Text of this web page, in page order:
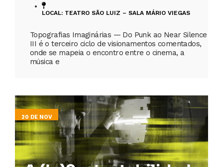
LOCAL: TEATRO SÃO LUIZ – SALA MÁRIO VIEGAS
Topografias Imaginárias — Do Punk ao Near Silence
III é o terceiro ciclo de visionamentos comentados,
onde se mapeia o encontro entre o cinema, a
música e
20 DE NOV